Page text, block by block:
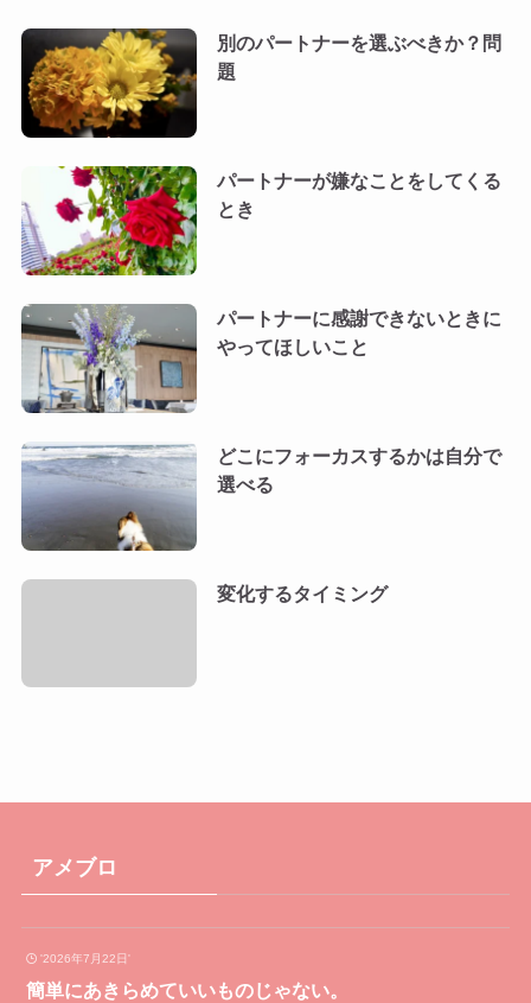
別のパートナーを選ぶべきか？問
題
パートナーが嫌なことをしてくる
とき
パートナーに感謝できないときに
やってほしいこと
どこにフォーカスするかは自分で
選べる
変化するタイミング
アメブロ
'2026年7月22日'
簡単にあきらめていいものじゃない。